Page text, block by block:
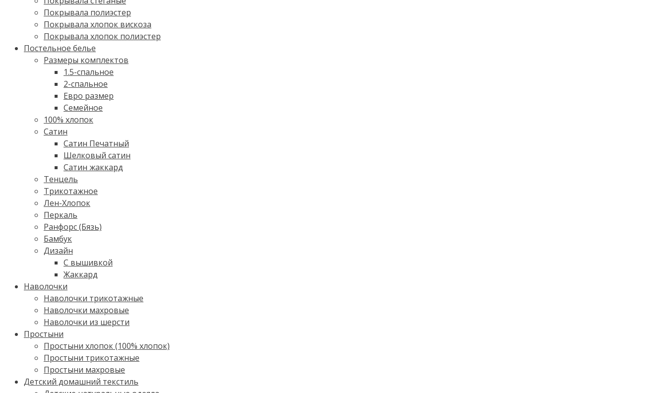
Покрывала полиэстер
Покрывала хлопок вискоза
Покрывала хлопок полиэстер
Постельное белье
Размеры комплектов
1.5-спальное
2-спальное
Евро размер
Семейное
100% хлопок
Cатин
Сатин Печатный
Шелковый сатин
Сатин жаккард
Тенцель
Трикотажное
Лен-Хлопок
Перкаль
Ранфорс (Бязь)
Бамбук
Дизайн
С вышивкой
Жаккард
Наволочки
Наволочки трикотажные
Наволочки махровые
Наволочки из шерсти
Простыни
Простыни хлопок (100% хлопок)
Простыни трикотажные
Простыни махровые
Детский домашний текстиль